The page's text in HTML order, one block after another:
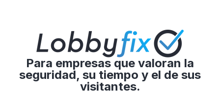
Para empresas que valoran la
seguridad, su tiempo y el de sus
visitantes.